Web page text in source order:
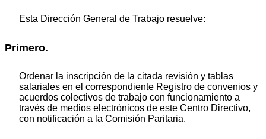
Esta Dirección General de Trabajo resuelve:
Primero.
Ordenar la inscripción de la citada revisión y tablas
salariales en el correspondiente Registro de convenios y
acuerdos colectivos de trabajo con funcionamiento a
través de medios electrónicos de este Centro Directivo,
con notificación a la Comisión Paritaria.